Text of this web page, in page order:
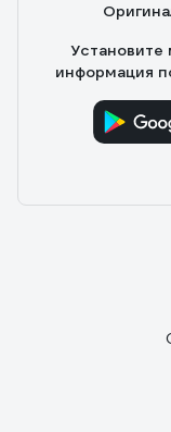
Установите
информация